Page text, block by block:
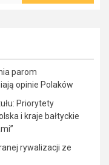
parom
opinie Polaków
Priorytety
i kraje bałtyckie
rywalizacji ze